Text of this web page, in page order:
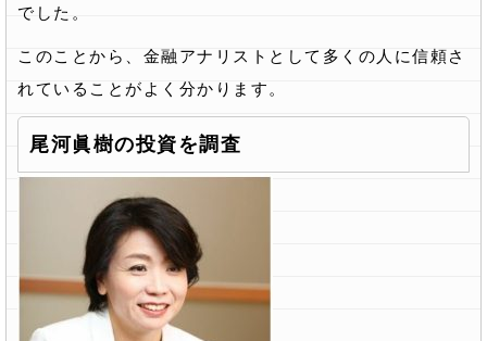
でした。
このことから、金融アナリストとして多くの人に信頼さ
れていることがよく分かります。
尾河眞樹の投資を調査